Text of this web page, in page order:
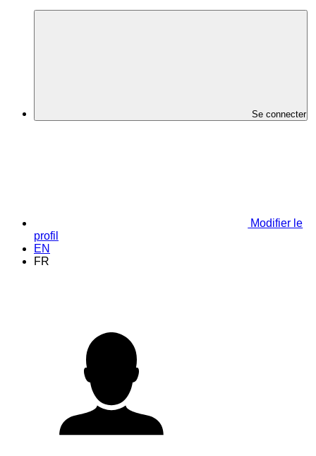
Se connecter
Modifier le
profil
EN
FR